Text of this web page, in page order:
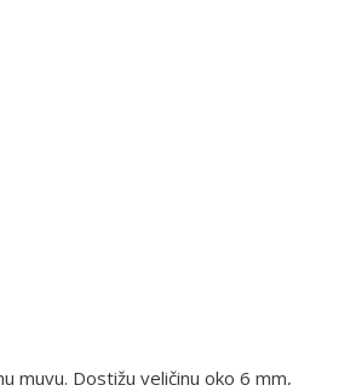
muvu. Dostižu veličinu oko 6 mm,